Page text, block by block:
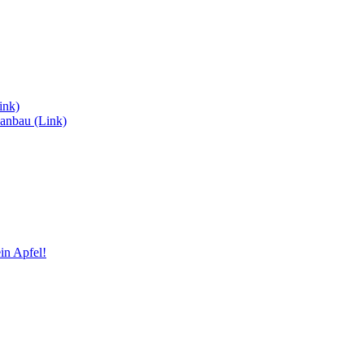
(Link)
Apfel!